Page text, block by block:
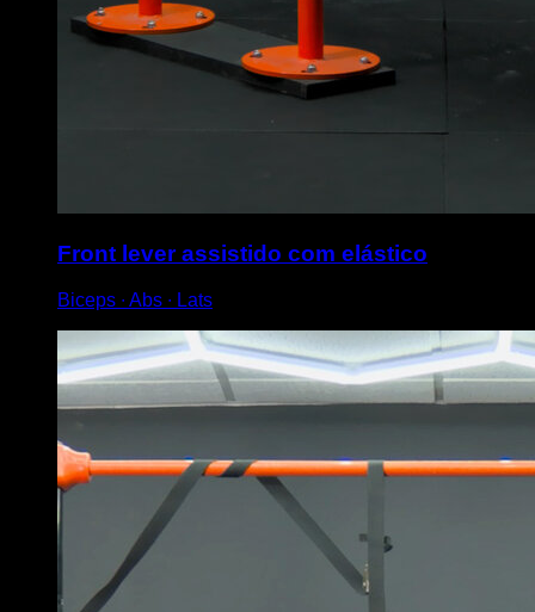
Front lever assistido com elástico
Biceps ∙ Abs ∙ Lats